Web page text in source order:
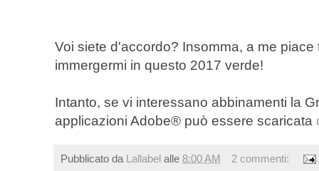
Voi siete d'accordo? Insomma, a me
immergermi in questo 2017 verde!
Intanto, se vi interessano abbinamenti la
applicazioni Adobe® può essere scaricata
Pubblicato da Lallabel alle 8:00 AM
2 commenti: